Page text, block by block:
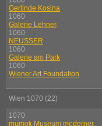
Gerlinde Kosina
1060
Galerie Lehner
1060
NEUSSER
1060
Galerie am Park
1060
Wiener Art Foundation
Wien 1070 (22)
1070
mumok Museum moderner